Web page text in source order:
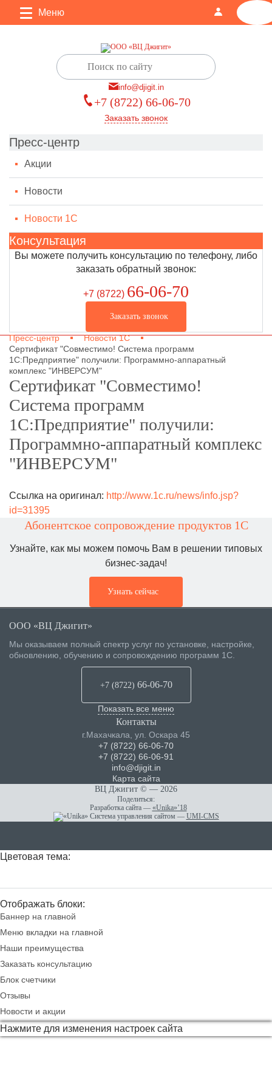
Меню
info@djigit.in
+7 (8722) 66-06-70
Заказать звонок
Пресс-центр
Акции
Новости
Новости 1С
Консультация
Вы можете получить консультацию по телефону, либо
заказать обратный звонок:
+7 (8722) 66-06-70
Заказать звонок
Пресс-центр
Новости 1С
Сертификат "Совместимо! Система программ
1С:Предприятие" получили: Программно-аппаратный
комплекс "ИНВЕРСУМ"
Сертификат "Совместимо!
Система программ
1С:Предприятие" получили:
Программно-аппаратный комплекс
"ИНВЕРСУМ"
Ссылка на оригинал: http://www.1c.ru/news/info.jsp?
id=31395
Абонентское сопровождение продуктов 1C
Узнайте, как мы можем помочь Вам в решении типовых
бизнес-задач!
Узнать сейчас
ООО «ВЦ Джигит»
Мы оказываем полный спектр услуг по установке, настройке,
обновлению, обучению и сопровождению программ 1С.
+7 (8722) 66-06-70
Показать все меню
Контакты
г.Махачкала ул. Оскара 45
+7 (8722) 66-06-70
+7 (8722) 66-06-91
info@djigit.in
Карта сайта
ВЦ Джигит © — 2026
Поделиться:
Разработка сайта— «Unika»’18
Система управления сайтом — UMI-CMS
Цветовая тема:
Отображать блоки:
Баннер на главной
Меню вкладки на главной
Наши преимущества
Заказать консультацию
Блок счетчики
Отзывы
Новости и акции
Нажмите для изменения настроек сайта